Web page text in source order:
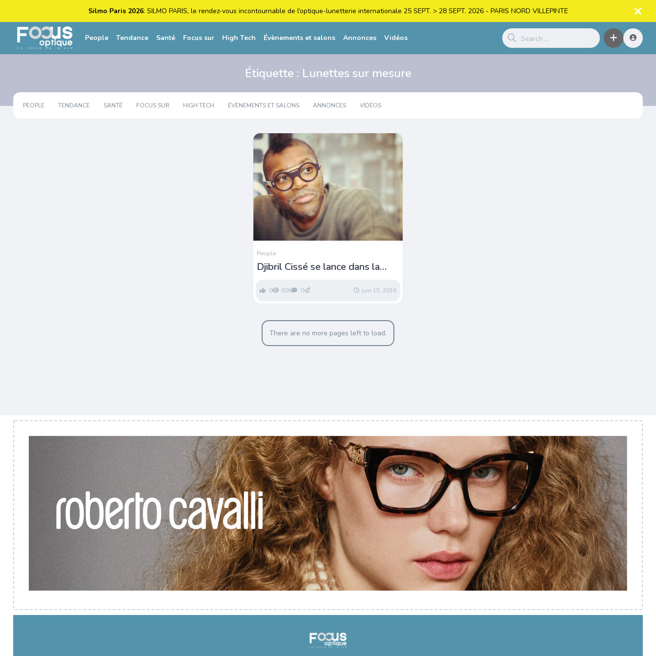
Silmo Paris 2026: SILMO PARIS, le rendez-vous incontournable de l’optique-lunetterie internationale 25 SEPT. > 28 SEPT. 2026 - PARIS NORD VILLEPINTE
People Tendance Santé Focus sur High Tech Évènements et salons Annonces Vidéos
Étiquette : Lunettes sur mesure
PEOPLE TENDANCE SANTÉ FOCUS SUR HIGH TECH ÉVÈNEMENTS ET SALONS ANNONCES VIDÉOS
People
Djibril Cissé se lance dans la
0 606 0 juin 15, 2016
There are no more pages left to load.